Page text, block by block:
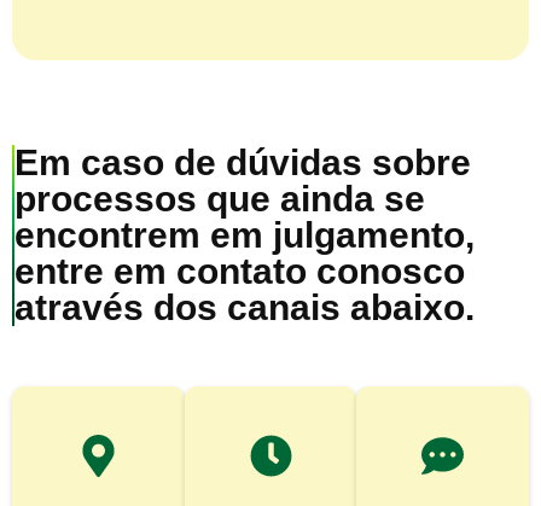
Em caso de dúvidas sobre
processos que ainda se
encontrem em julgamento,
entre em contato conosco
através dos canais abaixo.